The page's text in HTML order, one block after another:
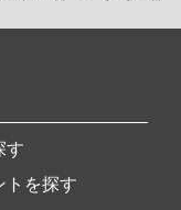
す
トを探す